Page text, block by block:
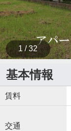
1 / 32
基本情報
賃料
交通